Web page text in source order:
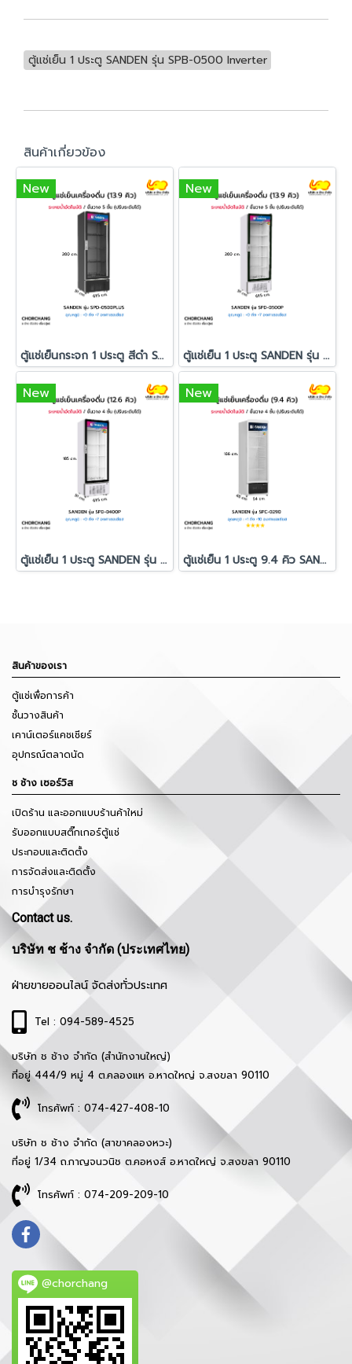
ตู้แช่เย็น 1 ประตู SANDEN รุ่น SPB-0500 Inverter
สินค้าเกี่ยวข้อง
New
ตู้แช่เย็นกระจก 1 ประตู สีดำ SANDEN รุ่น SPD-0500PLUS
New
ตู้แช่เย็น 1 ประตู SANDEN รุ่น SPD-0500P
New
ตู้แช่เย็น 1 ประตู SANDEN รุ่น SPD-0400P
New
ตู้แช่เย็น 1 ประตู 9.4 คิว SANDEN รุ่น SPC-0290
สินค้าของเรา
ตู้แช่เพื่อการค้า
ชั้นวางสินค้า
เคาน์เตอร์แคชเชียร์
อุปกรณ์ตลาดนัด
ช ช้าง เซอร์วิส
เปิดร้าน และออกแบบร้านค้าใหม่
รับออกแบบสติ๊กเกอร์ตู้แช่
ประกอบและติดตั้ง
การจัดส่งและติดตั้ง
การบำรุงรักษา
Contact us.
บริษัท ช ช้าง จำกัด (ประเทศไทย)
ฝ่ายขายออนไลน์ จัดส่งทั่วประเทศ
Tel : 094-589-4525
บริษัท ช ช้าง จำกัด (สำนักงานใหญ่)
ที่อยู่ 444/9 หมู่ 4 ต.คลองแห อ.หาดใหญ่ จ.สงขลา 90110
โทรศัพท์ : 074-427-408-10
บริษัท ช ช้าง จำกัด (สาขาคลองหวะ)
ที่อยู่ 1/34 ถ.กาญจนวนิช ต.คอหงส์ อ.หาดใหญ่ จ.สงขลา 90110
โทรศัพท์ : 074-209-209-10
@chorchang